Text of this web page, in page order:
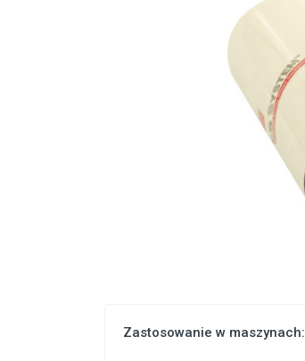
Zastosowanie w maszynach: